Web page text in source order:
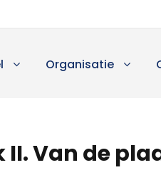
Organisatie
II. Van de